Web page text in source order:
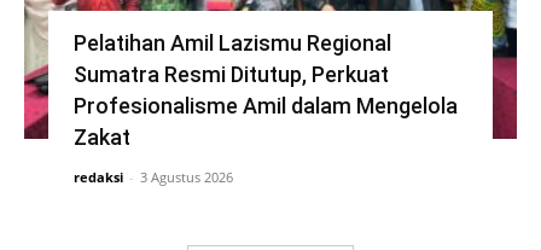
Pelatihan Amil Lazismu Regional
Sumatra Resmi Ditutup, Perkuat
Profesionalisme Amil dalam Mengelola
Zakat
redaksi - 3 Agustus 2026